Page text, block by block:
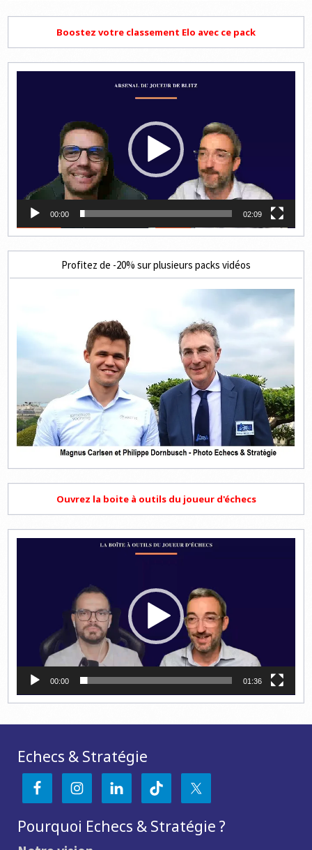
Boostez votre classement Elo avec ce pack
00:00 02:09
Profitez de -20% sur plusieurs packs vidéos
Ouvrez la boite à outils du joueur d'échecs
00:00 01:36
Echecs & Stratégie
Pourquoi Echecs & Stratégie ?